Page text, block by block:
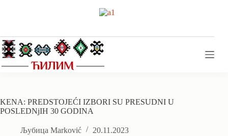
KENA: PREDSTOJEĆI IZBORI SU PRESUDNI U
POSLEDNjIH 30 GODINA
Љубица Marković 20.11.2023